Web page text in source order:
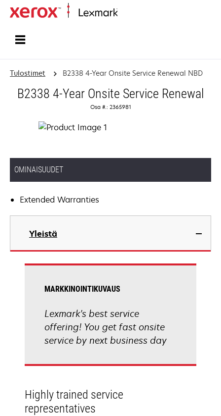
Tulostimet B2338 4-Year Onsite Service Renewal NBD
B2338 4-Year Onsite Service Renewal
Osa #.: 2365981
OMINAISUUDET
Extended Warranties
Yleistä
MARKKINOINTIKUVAUS
Lexmark's best service
offering! You get fast onsite
service by next business day
Highly trained service
representatives